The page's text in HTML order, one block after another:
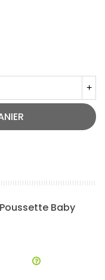
+
Baby